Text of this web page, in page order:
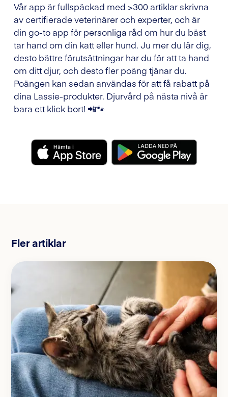
Vår app är fullspäckad med >300 artiklar skrivna
av certifierade veterinärer och experter, och är
din go-to app för personliga råd om hur du bäst
tar hand om din katt eller hund. Ju mer du lär dig,
desto bättre förutsättningar har du för att ta hand
om ditt djur, och desto fler poäng tjänar du.
Poängen kan sedan användas för att få rabatt på
dina Lassie-produkter. Djurvård på nästa nivå är
bara ett klick bort! 📲🐾
Fler artiklar